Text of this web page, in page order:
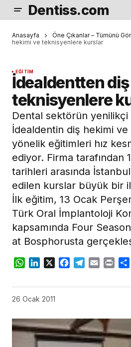
Dentiss.com
Anasayfa Öne Çıkanlar – Tümünü
hekimi ve teknisyenlere kurslar
EĞITIM
İdealdentten
teknisyenlere
Dental sektörün yenilikçi
İdealdentin diş hekimi
yönelik eğitimleri hız
ediyor. Firma tarafından
tarihleri arasında
edilen kurslar büyük bir
İlk eğitim, 13 Ocak
Türk Oral İmplantoloji
kapsamında Four
at Bosphorusta
WhatsApp
LinkedIn
X Facebook
Telegram
Email Print
26 Ocak 2011